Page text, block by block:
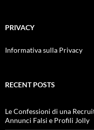
PRIVACY
Informativa sulla Privacy
RECENT POSTS
Le Confessioni di una
Annunci Falsi e Profili Jolly